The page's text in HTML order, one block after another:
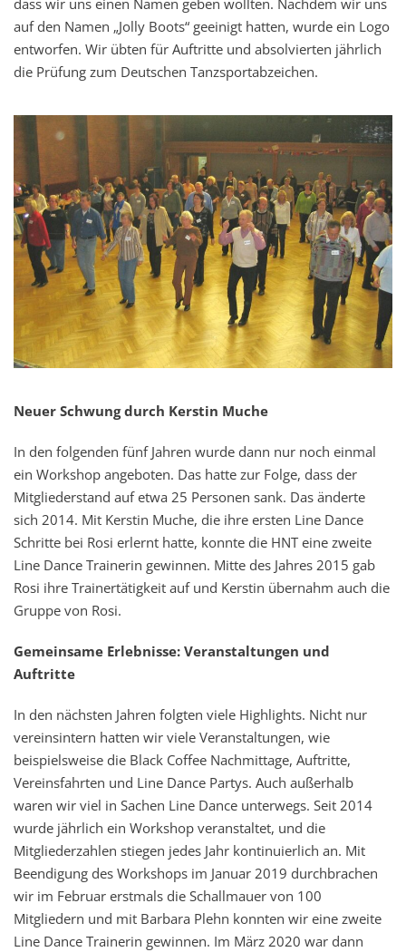
dass wir uns einen Namen geben wollten. Nachdem wir uns
auf den Namen „Jolly Boots“ geeinigt hatten, wurde ein Logo
entworfen. Wir übten für Auftritte und absolvierten jährlich
die Prüfung zum Deutschen Tanzsportabzeichen.
Neuer Schwung durch Kerstin Muche
In den folgenden fünf Jahren wurde dann nur noch einmal
ein Workshop angeboten. Das hatte zur Folge, dass der
Mitgliederstand auf etwa 25 Personen sank. Das änderte
sich 2014. Mit Kerstin Muche, die ihre ersten Line Dance
Schritte bei Rosi erlernt hatte, konnte die HNT eine zweite
Line Dance Trainerin gewinnen. Mitte des Jahres 2015 gab
Rosi ihre Trainertätigkeit auf und Kerstin übernahm auch die
Gruppe von Rosi.
Gemeinsame Erlebnisse: Veranstaltungen und
Auftritte
In den nächsten Jahren folgten viele Highlights. Nicht nur
vereinsintern hatten wir viele Veranstaltungen, wie
beispielsweise die Black Coffee Nachmittage, Auftritte,
Vereinsfahrten und Line Dance Partys. Auch außerhalb
waren wir viel in Sachen Line Dance unterwegs. Seit 2014
wurde jährlich ein Workshop veranstaltet, und die
Mitgliederzahlen stiegen jedes Jahr kontinuierlich an. Mit
Beendigung des Workshops im Januar 2019 durchbrachen
wir im Februar erstmals die Schallmauer von 100
Mitgliedern und mit Barbara Plehn konnten wir eine zweite
Line Dance Trainerin gewinnen. Im März 2020 war dann